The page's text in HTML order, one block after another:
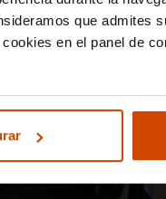
que admites
en el panel de